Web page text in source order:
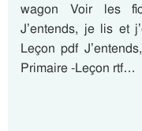
wagon Voir les
J’entends, je lis et
Leçon pdf
Primaire -Leçon rtf…